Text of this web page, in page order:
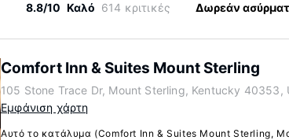
8.8/10 Καλό 614 κριτικές Δωρεάν
Comfort Inn & Suites Mount Sterling
105 Stone Trace Dr, Mount Sterling, Kentucky 40353,
Εμφάνιση χάρτη
Αυτό το κατάλυμα (Comfort Inn & Suites Mount Sterling,